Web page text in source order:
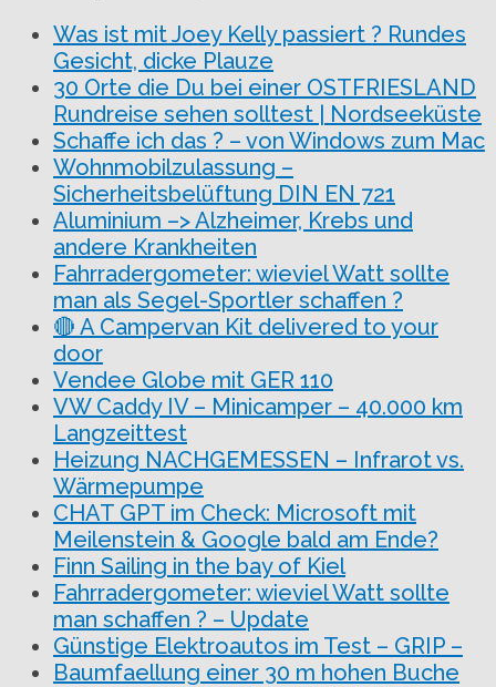
Was ist mit Joey Kelly passiert ? Rundes
Gesicht, dicke Plauze
30 Orte die Du bei einer OSTFRIESLAND
Rundreise sehen solltest | Nordseeküste
Schaffe ich das ? – von Windows zum Mac
Wohnmobilzulassung –
Sicherheitsbelüftung DIN EN 721
Aluminium –> Alzheimer, Krebs und
andere Krankheiten
Fahrradergometer: wieviel Watt sollte
man als Segel-Sportler schaffen ?
🔴 A Campervan Kit delivered to your
door
Vendee Globe mit GER 110
VW Caddy IV – Minicamper – 40.000 km
Langzeittest
Heizung NACHGEMESSEN – Infrarot vs.
Wärmepumpe
CHAT GPT im Check: Microsoft mit
Meilenstein & Google bald am Ende?
Finn Sailing in the bay of Kiel
Fahrradergometer: wieviel Watt sollte
man schaffen ? – Update
Günstige Elektroautos im Test – GRIP –
Baumfaellung einer 30 m hohen Buche